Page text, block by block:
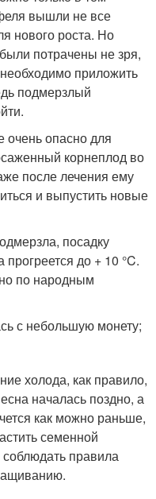
вышли не все
нового роста. Но
потрачены не зря,
приложить
подмерзлый
очень опасно для
корнеплод во
после лечения ему
и выпустить новые
посадку
до + 10 °C.
по народным
с небольшую монету;
холода, как правило,
началась поздно, а
как можно раньше,
семенной
соблюдать правила